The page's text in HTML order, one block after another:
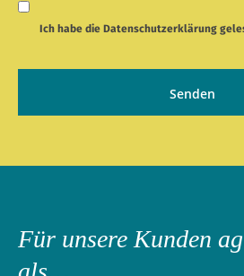
Ich habe dieDatenschutzerklärung
Für unsere Kunden